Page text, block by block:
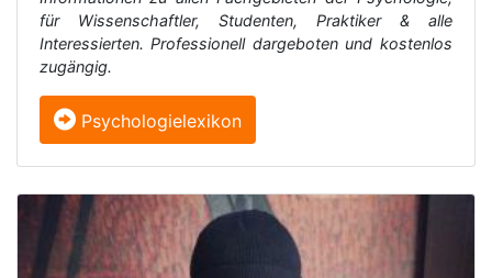
für Wissenschaftler, Studenten, Praktiker & alle
Interessierten. Professionell dargeboten und kostenlos
zugängig.
Psychologielexikon